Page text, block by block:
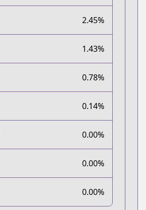
2.45%
1.43%
0.78%
0.14%
0.00%
0.00%
0.00%